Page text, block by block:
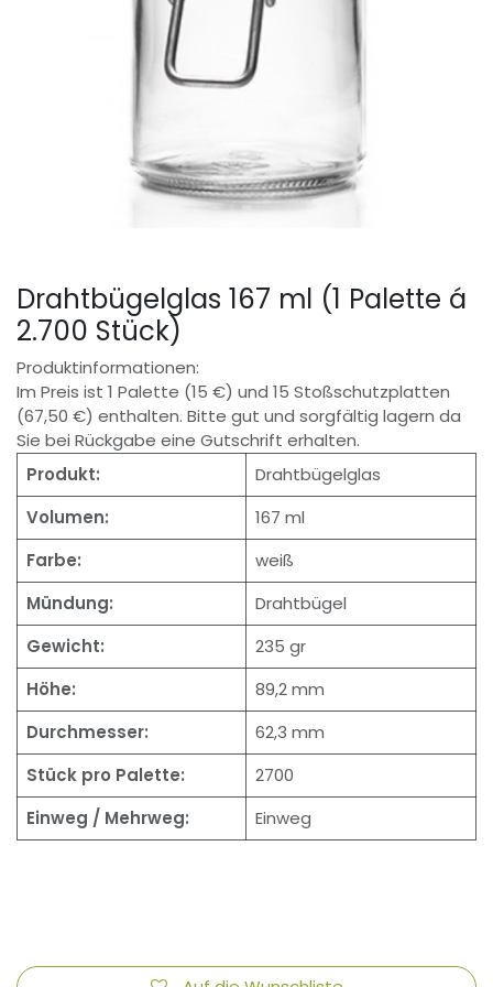
Drahtbügelglas 167 ml (1 Palette á
2.700 Stück)
Produktinformationen:
Im Preis ist 1 Palette (15 €) und 15 Stoßschutzplatten
(67,50 €) enthalten. Bitte gut und sorgfältig lagern da
Sie bei Rückgabe eine Gutschrift erhalten.
Produkt:
Drahtbügelglas
Volumen:
167 ml
Farbe:
weiß
Mündung:
Drahtbügel
Gewicht:
235 gr
Höhe:
89,2 mm
Durchmesser:
62,3 mm
Stück pro Palette:
2700
Einweg / Mehrweg:
Einweg